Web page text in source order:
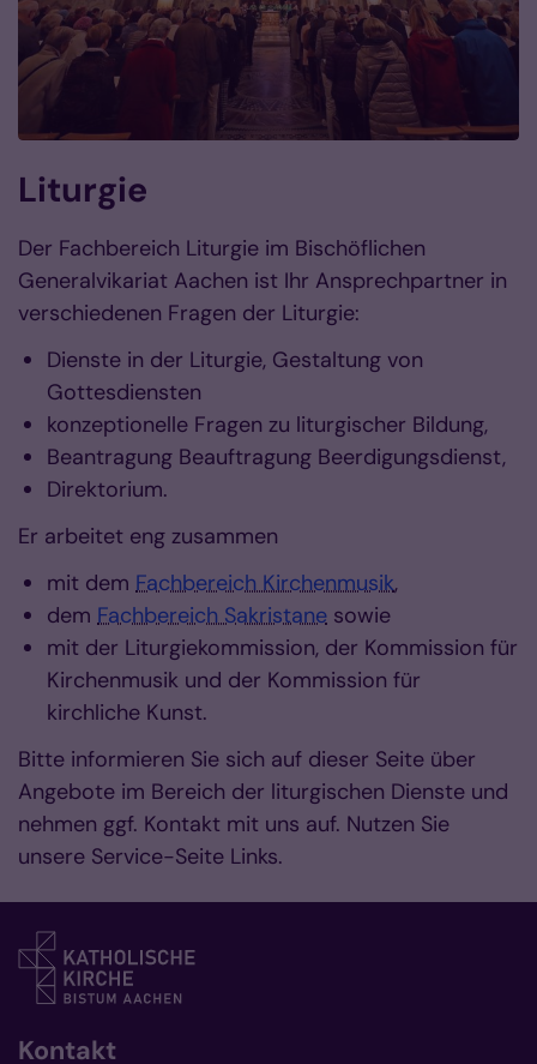
Liturgie
Der Fachbereich Liturgie im Bischöflichen
Generalvikariat Aachen ist Ihr Ansprechpartner in
verschiedenen Fragen der Liturgie:
Dienste in der Liturgie, Gestaltung von
Gottesdiensten
konzeptionelle Fragen zu liturgischer Bildung,
Beantragung Beauftragung Beerdigungsdienst,
Direktorium.
Er arbeitet eng zusammen
mit dem Fachbereich Kirchenmusik,
dem Fachbereich Sakristane sowie
mit der Liturgiekommission, der Kommission für
Kirchenmusik und der Kommission für
kirchliche Kunst.
Bitte informieren Sie sich auf dieser Seite über
Angebote im Bereich der liturgischen Dienste und
nehmen ggf. Kontakt mit uns auf. Nutzen Sie
unsere Service-Seite Links.
Kontakt